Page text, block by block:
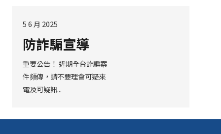
5 6 月 2025
防詐騙宣導
重要公告！ 近期全台詐騙案
件頻傳，請不要理會可疑來
電及可疑訊...